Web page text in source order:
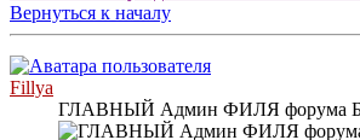
Вернуться к началу
Fillya
ГЛАВНЫЙ Админ ФИЛЯ форума